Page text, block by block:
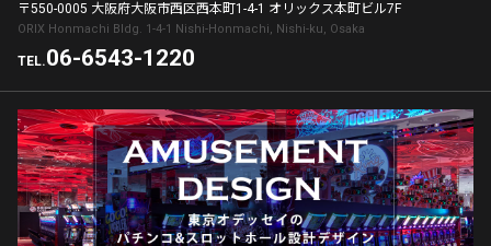
〒550-0005 大阪府大阪市西区西本町1-4-1 オリックス本町ビル7F
ORIX Honmachi Bldg. 1-4-1 Nishi-Honmachi, Nishi-ku, Osaka
TEL.06-6543-1220